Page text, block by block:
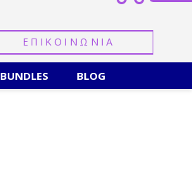
ΕΠΙΚΟΙΝΩΝΙΑ
BUNDLES BLOG